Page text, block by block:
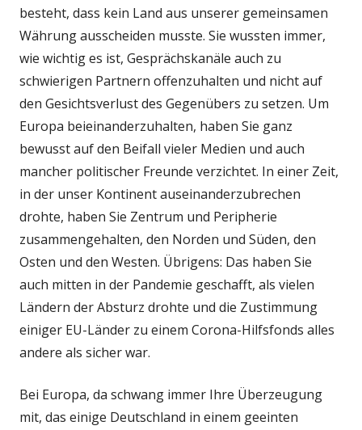
besteht, dass kein Land aus unserer gemeinsamen
Währung ausscheiden musste. Sie wussten immer,
wie wichtig es ist, Gesprächskanäle auch zu
schwierigen Partnern offenzuhalten und nicht auf
den Gesichtsverlust des Gegenübers zu setzen. Um
Europa beieinanderzuhalten, haben Sie ganz
bewusst auf den Beifall vieler Medien und auch
mancher politischer Freunde verzichtet. In einer Zeit,
in der unser Kontinent auseinanderzubrechen
drohte, haben Sie Zentrum und Peripherie
zusammengehalten, den Norden und Süden, den
Osten und den Westen. Übrigens: Das haben Sie
auch mitten in der Pandemie geschafft, als vielen
Ländern der Absturz drohte und die Zustimmung
einiger EU-Länder zu einem Corona-Hilfsfonds alles
andere als sicher war.
Bei Europa, da schwang immer Ihre Überzeugung
mit, das einige Deutschland in einem geeinten